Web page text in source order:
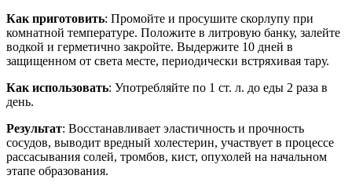
Как приготовить: Промойте и просушите скорлупу при
комнатной температуре. Положите в литровую банку, залейте
водкой и герметично закройте. Выдержите 10 дней в
защищенном от света месте, периодически встряхивая тару.
Как использовать: Употребляйте по 1 ст. л. до еды 2 раза в
день.
Результат: Восстанавливает эластичность и прочность
сосудов, выводит вредный холестерин, участвует в процессе
рассасывания солей, тромбов, кист, опухолей на начальном
этапе образования.